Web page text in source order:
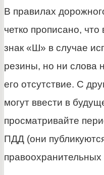
В правилах
четко прописано,
знак «Ш» в случае
резины, но ни слова
его отсутствие. С
могут ввести в
просматривайте
ПДД (они
правоохранительных